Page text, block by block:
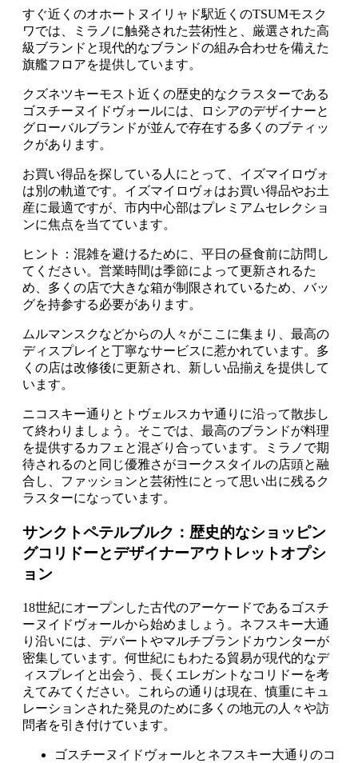
すぐ近くのオホートヌイリャド駅近くのTSUMモスク
ワでは、ミラノに触発された芸術性と、厳選された高
級ブランドと現代的なブランドの組み合わせを備えた
旗艦フロアを提供しています。
クズネツキーモスト近くの歴史的なクラスターである
ゴスチーヌイドヴォールには、ロシアのデザイナーと
グローバルブランドが並んで存在する多くのブティッ
クがあります。
お買い得品を探している人にとって、イズマイロヴォ
は別の軌道です。イズマイロヴォはお買い得品やお土
産に最適ですが、市内中心部はプレミアムセレクショ
ンに焦点を当てています。
ヒント：混雑を避けるために、平日の昼食前に訪問し
てください。営業時間は季節によって更新されるた
め、多くの店で大きな箱が制限されているため、バッ
グを持参する必要があります。
ムルマンスクなどからの人々がここに集まり、最高の
ディスプレイと丁寧なサービスに惹かれています。多
くの店は改修後に更新され、新しい品揃えを提供して
います。
ニコスキー通りとトヴェルスカヤ通りに沿って散歩し
て終わりましょう。そこでは、最高のブランドが料理
を提供するカフェと混ざり合っています。ミラノで期
待されるのと同じ優雅さがヨークスタイルの店頭と融
合し、ファッションと芸術性にとって思い出に残るク
ラスターになっています。
サンクトペテルブルク：歴史的なショッピン
グコリドーとデザイナーアウトレットオプシ
ョン
18世紀にオープンした古代のアーケードであるゴスチ
ーヌイドヴォールから始めましょう。ネフスキー大通
り沿いには、デパートやマルチブランドカウンターが
密集しています。何世紀にもわたる貿易が現代的なデ
ィスプレイと出会う、長くエレガントなコリドーを考
えてみてください。これらの通りは現在、慎重にキュ
レーションされた発見のために多くの地元の人々や訪
問者を引き付けています。
ゴスチーヌイドヴォールとネフスキー大通りのコ